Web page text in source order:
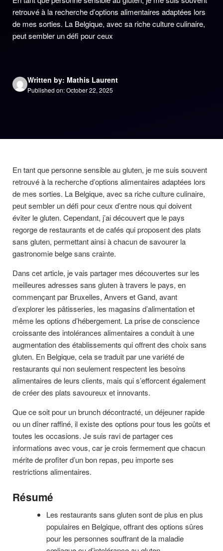
retrouvé à la recherche d’options alimentaires adaptées lors
de mes sorties. La Belgique, avec sa riche culture culinaire,
peut sembler un défi pour ceux
Written by: Mathis Laurent
Published on: October 22, 2025
En tant que personne sensible au gluten, je me suis souvent
retrouvé à la recherche d’options alimentaires adaptées lors
de mes sorties. La Belgique, avec sa riche culture culinaire,
peut sembler un défi pour ceux d’entre nous qui doivent
éviter le gluten. Cependant, j’ai découvert que le pays
regorge de restaurants et de cafés qui proposent des plats
sans gluten, permettant ainsi à chacun de savourer la
gastronomie belge sans crainte.
Dans cet article, je vais partager mes découvertes sur les
meilleures adresses sans gluten à travers le pays, en
commençant par Bruxelles, Anvers et Gand, avant
d’explorer les pâtisseries, les magasins d’alimentation et
même les options d’hébergement. La prise de conscience
croissante des intolérances alimentaires a conduit à une
augmentation des établissements qui offrent des choix sans
gluten. En Belgique, cela se traduit par une variété de
restaurants qui non seulement respectent les besoins
alimentaires de leurs clients, mais qui s’efforcent également
de créer des plats savoureux et innovants.
Que ce soit pour un brunch décontracté, un déjeuner rapide
ou un dîner raffiné, il existe des options pour tous les goûts et
toutes les occasions. Je suis ravi de partager ces
informations avec vous, car je crois fermement que chacun
mérite de profiter d’un bon repas, peu importe ses
restrictions alimentaires.
Résumé
Les restaurants sans gluten sont de plus en plus
populaires en Belgique, offrant des options sûres
pour les personnes souffrant de la maladie